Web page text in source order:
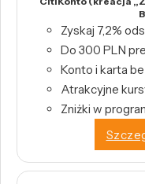
Zyskaj 7,2%
Do 300 PLN
Konto i karta
Atrakcyjne
Zniżki w